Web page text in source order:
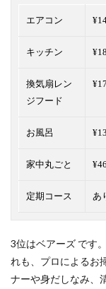
エアコン
キッチン
換気扇レン
ジフード
お風呂
家中丸ごと
定期コース あ
3位はベアーズ です
れも、プロによるお
ナーや身だしなみ、